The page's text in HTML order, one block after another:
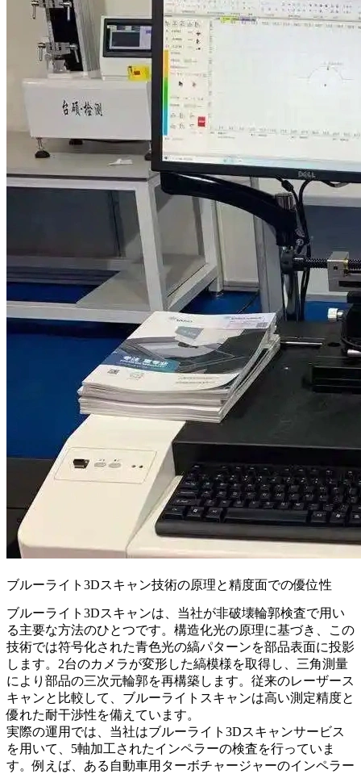
ブルーライト3Dスキャン技術の原理と精度面での優位性
ブルーライト3Dスキャンは、当社が非破壊輪郭検査で用い
る主要な方法のひとつです。構造化光の原理に基づき、この
技術では符号化された青色光の縞パターンを部品表面に投影
します。2台のカメラが変形した縞模様を取得し、三角測量
により部品の三次元輪郭を再構築します。従来のレーザース
キャンと比較して、ブルーライトスキャンは高い測定精度と
優れた耐干渉性を備えています。
実際の運用では、当社はブルーライト3Dスキャンサービス
を用いて、 5軸加工されたインペラーの検査を行っていま
す。例えば、ある 自動車用ターボチャージャーのインペラー